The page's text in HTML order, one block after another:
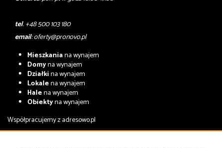
tel. +48 500 103 180
email:oferty@pronovo.pl
Mieszkaniana wynajem
Domyna wynajem
Działkina wynajem
Lokalena wynajem
Halena wynajem
Obiektyna wynajem
Współpracujemy zadresowo.pl